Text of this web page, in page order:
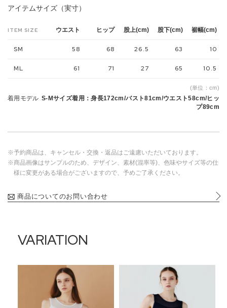
アイテムサイズ（実寸）
ITEM SIZE ウエスト ヒップ 股上(cm) 股下(cm) 裾幅(cm)
SM 58 68 26.5 63 10
ML 61 71 27 65 10.5
(単位：cm)
着用モデル S-Mサイズ着用：身長172cm/バスト81cm/ウエスト58cm/ヒッ
プ89cm
※予約商品は、キャンセル・交換・返品はご遠慮いただいております。
※商品画像はサンプルのため、デザイン、素材(混率等)、色味やサイズ等の仕
様に変更がある場合がございますので、予めご了承ください。
商品についてのお問い合わせ
VARIATION